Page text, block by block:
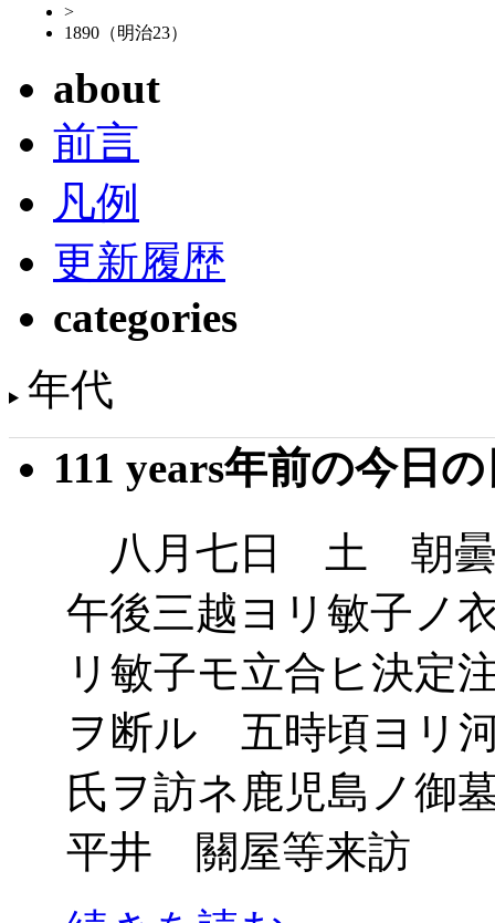
>
1890（明治23）
about
前言
凡例
更新履歴
categories
年代
111 years年前の今日
八月七日 土 朝
午後三越ヨリ敏子ノ
リ敏子モ立合ヒ決
ヲ断ル 五時頃ヨリ
氏ヲ訪ネ鹿児島ノ
平井 關屋等来訪